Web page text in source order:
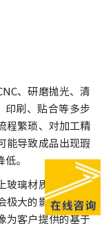
、研磨抛光、清
印刷、贴合等多步
程繁琐、对加工精
能导致成品出现瑕
。
玻璃材质的影响，
极大的影响屏幕的
为客户提供的基于